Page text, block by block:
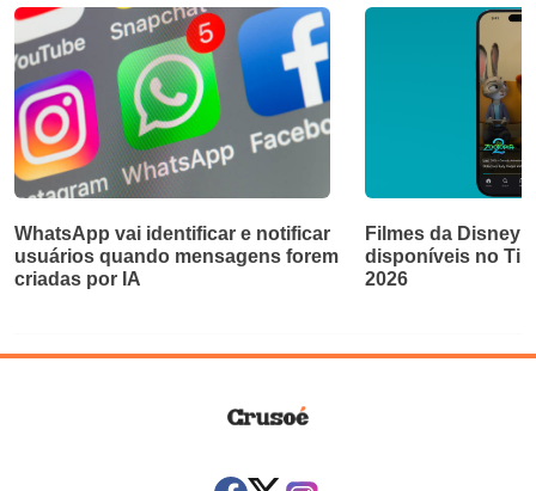
WhatsApp vai identificar e notificar
usuários quando mensagens forem
criadas por IA
Filmes da Disney
disponíveis no
2026